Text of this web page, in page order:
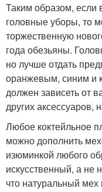
Таким образом,
головные уборы, то
торжественную
года обезьяны.
но лучше отдать
оранжевым, синим и
должен зависеть от
других аксессуаров,
Любое коктейльное
можно дополнить
изюминкой любого
искусственный, а не
что натуральный мех